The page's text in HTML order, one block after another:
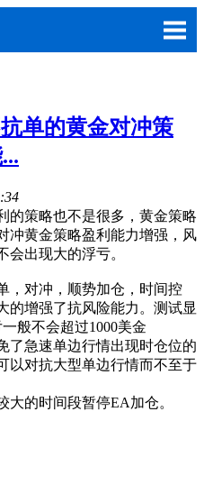
单的黄金对冲策
的策略也不是很多，黄金策略
冲黄金策略盈利能力增强，风
会出现大的浮亏。
，对冲，顺势加仓，时间控
的增强了抗风险能力。测试显
般不会超过1000美金
了急速单边行情出现时仓位的
以对抗大型单边行情而不至于
大的时间段暂停EA加仓。